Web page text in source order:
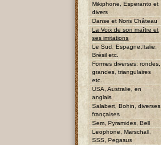
Mikiphone, Esperanto et
divers
Danse et Noris Château
La Voix de son maître et
ses imitations
Le Sud, Espagne,Italie;
Brésil etc.
Formes diverses: rondes,
grandes, triangulaires
etc.
USA, Australie, en
anglais
Salabert, Bohin, diverses
françaises
Sem, Pyramides, Bell
Leophone, Marschall,
SSS, Pegasus